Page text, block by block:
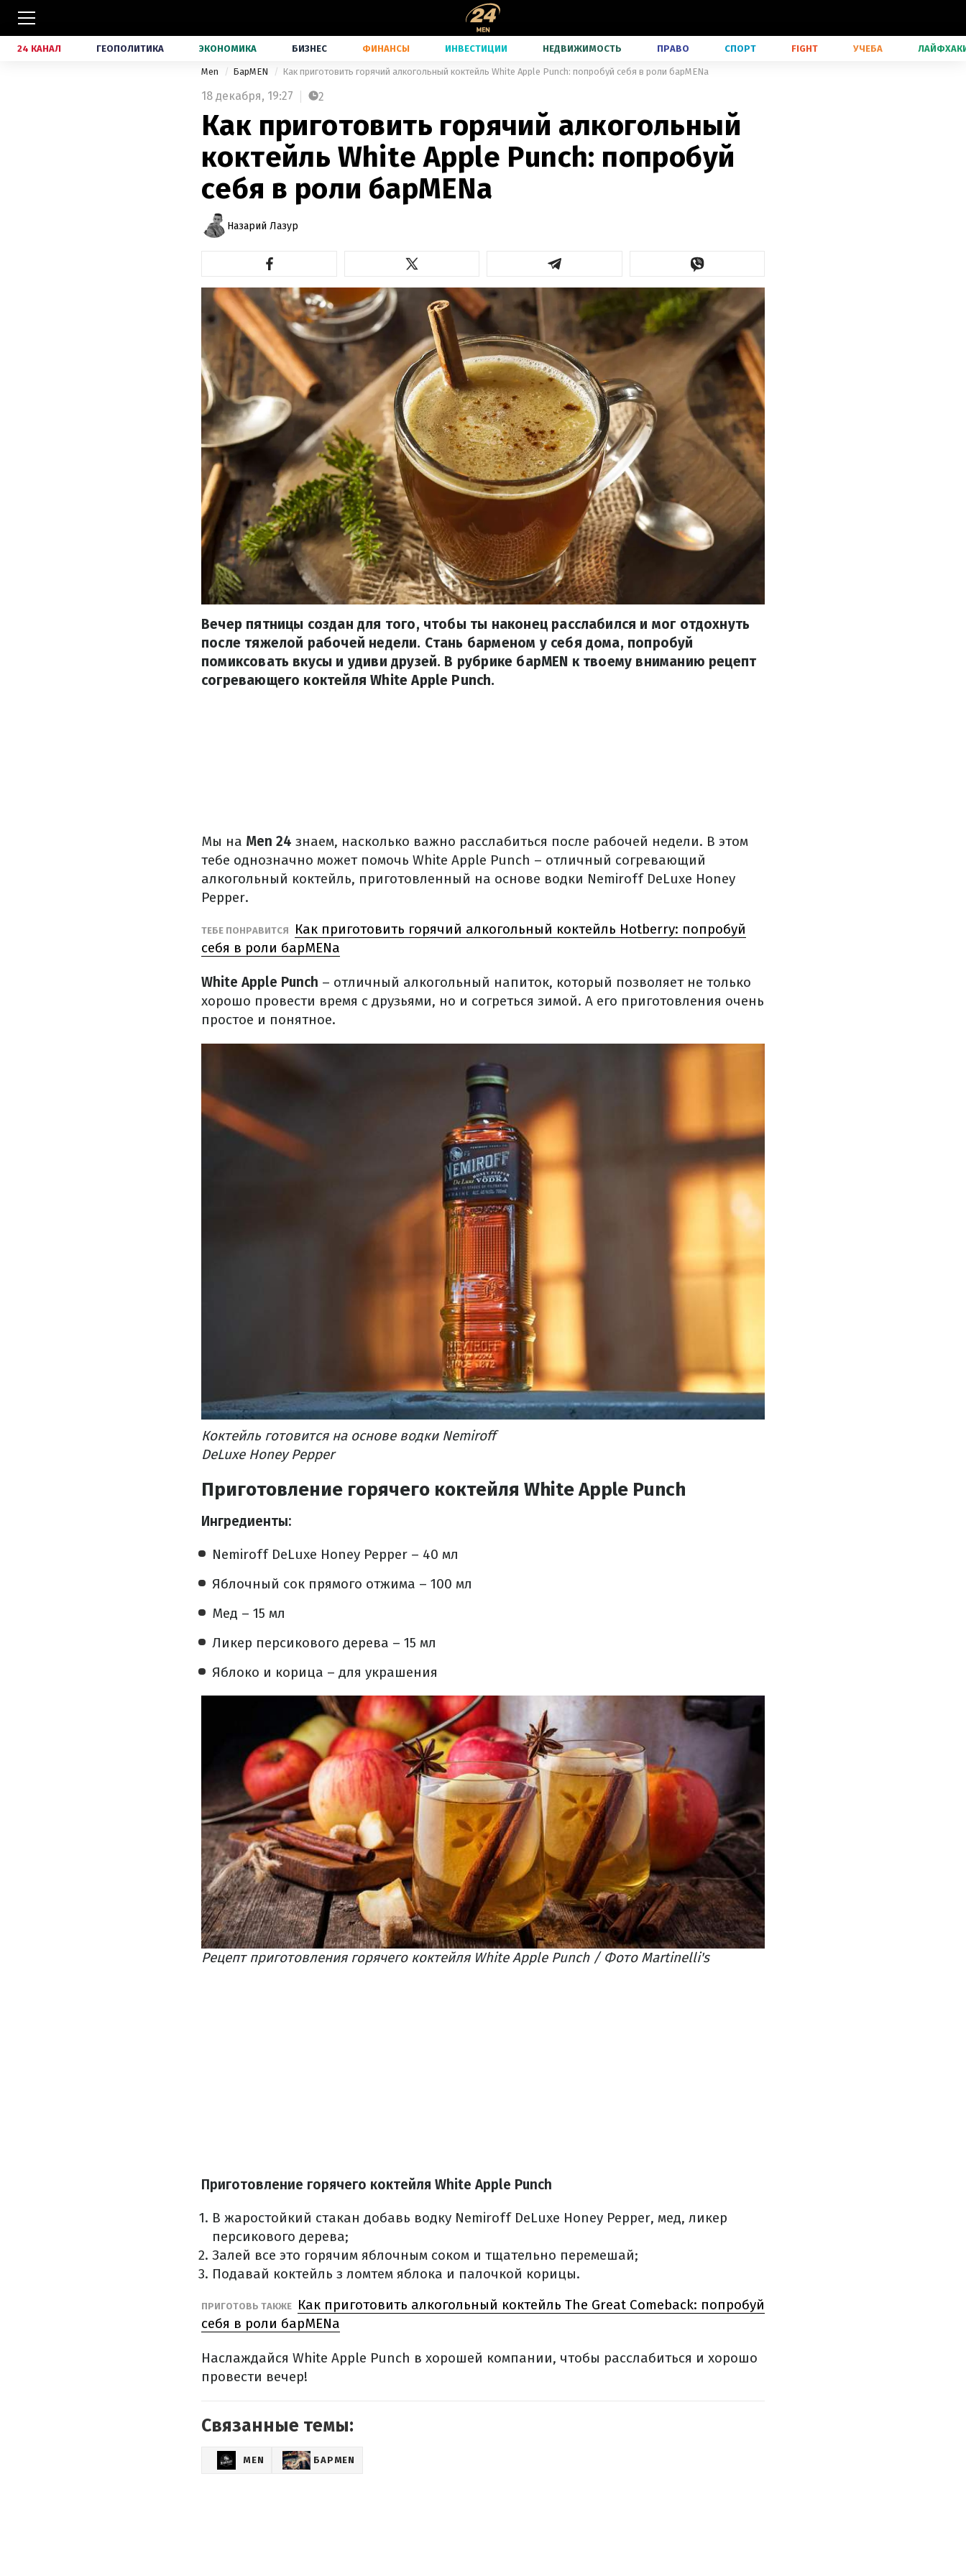
24 КАНАЛ ГЕОПОЛИТИКА ЭКОНОМИКА БИЗНЕС ФИНАНСЫ ИНВЕСТИЦИИ НЕДВИЖИМОСТЬ ПРАВО СПОРТ FIGHT УЧЕБА
Men БарMEN Как приготовить горячий алкогольный коктейль White Apple Punch: попробуй себя в роли барMENa
18 декабря, 19:27 2
Как приготовить горячий алкогольный
коктейль White Apple Punch: попробуй
себя в роли барMENa
Назарий Лазур
Вечер пятницы создан для того, чтобы ты наконец расслабился и мог отдохнуть
после тяжелой рабочей недели. Стань барменом у себя дома, попробуй
помиксовать вкусы и удиви друзей. В рубрике барMEN к твоему вниманию рецепт
согревающего коктейля White Apple Punch.
Мы на Men 24 знаем, насколько важно расслабиться после рабочей недели. В этом
тебе однозначно может помочь White Apple Punch – отличный согревающий
алкогольный коктейль, приготовленный на основе водки Nemiroff DeLuxe Honey
Pepper.
ТЕБЕ ПОНРАВИТСЯ
Как приготовить горячий алкогольный коктейль Hotberry: попробуй
себя в роли барMENa
White Apple Punch – отличный алкогольный напиток, который позволяет не только
хорошо провести время с друзьями, но и согреться зимой. А его приготовления очень
простое и понятное.
Коктейль готовится на основе водки Nemiroff
DeLuxe Honey Pepper
Приготовление горячего коктейля White Apple Punch
Ингредиенты:
Nemiroff DeLuxe Honey Pepper – 40 мл
Яблочный сок прямого отжима – 100 мл
Мед – 15 мл
Ликер персикового дерева – 15 мл
Яблоко и корица – для украшения
Рецепт приготовления горячего коктейля White Apple Punch / Фото Martinelli's
Приготовление горячего коктейля White Apple Punch
В жаростойкий стакан добавь водку Nemiroff DeLuxe Honey Pepper, мед, ликер
персикового дерева;
Залей все это горячим яблочным соком и тщательно перемешай;
Подавай коктейль з ломтем яблока и палочкой корицы.
ПРИГОТОВЬ ТАКЖЕ
Как приготовить алкогольный коктейль The Great Comeback: попробуй
себя в роли барMENa
Наслаждайся White Apple Punch в хорошей компании, чтобы расслабиться и хорошо
провести вечер!
Связанные темы:
MEN БАРMEN